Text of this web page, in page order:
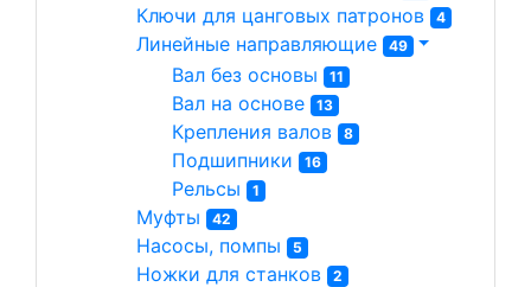
Ключи для цанговых патронов 4
Линейные направляющие 49
Вал без основы 11
Вал на основе 13
Крепления валов 8
Подшипники 16
Рельсы 1
Муфты 42
Насосы, помпы 5
Ножки для станков 2